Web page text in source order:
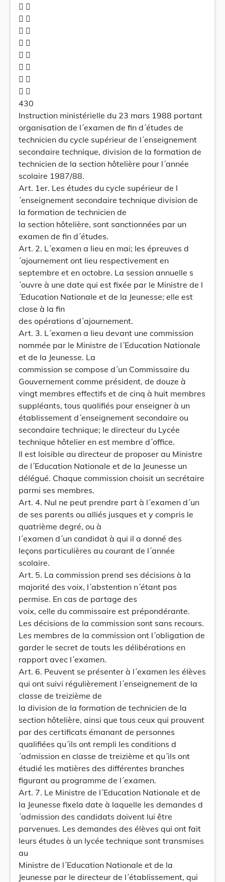
 
 
 
 
 
 
 
 
430
Instruction ministérielle du 23 mars 1988 portant
organisation de l´examen de fin d´études de
technicien du cycle supérieur de l´enseignement
secondaire technique, division de la formation de
technicien de la section hôtelière pour l´année
scolaire 1987/88.
Art. 1er. Les études du cycle supérieur de l
´enseignement secondaire technique division de
la formation de technicien de
la section hôtelière, sont sanctionnées par un
examen de fin d´études.
Art. 2. L´examen a lieu en mai; les épreuves d
´ajournement ont lieu respectivement en
septembre et en octobre. La session annuelle s
´ouvre à une date qui est fixée par le Ministre de l
´Education Nationale et de la Jeunesse; elle est
close à la fin
des opérations d´ajournement.
Art. 3. L´examen a lieu devant une commission
nommée par le Ministre de l´Education Nationale
et de la Jeunesse. La
commission se compose d´un Commissaire du
Gouvernement comme président, de douze à
vingt membres effectifs et de cinq à huit membres
suppléants, tous qualifiés pour enseigner à un
établissement d´enseignement secondaire ou
secondaire technique; le directeur du Lycée
technique hôtelier en est membre d´office.
Il est loisible au directeur de proposer au Ministre
de l´Education Nationale et de la Jeunesse un
délégué. Chaque commission choisit un secrétaire
parmi ses membres.
Art. 4. Nul ne peut prendre part à l´examen d´un
de ses parents ou alliés jusques et y compris le
quatrième degré, ou à
l´examen d´un candidat à qui il a donné des
leçons particulières au courant de l´année
scolaire.
Art. 5. La commission prend ses décisions à la
majorité des voix, l´abstention n´étant pas
permise. En cas de partage des
voix, celle du commissaire est prépondérante.
Les décisions de la commission sont sans recours.
Les membres de la commission ont l´obligation de
garder le secret de touts les délibérations en
rapport avec l´examen.
Art. 6. Peuvent se présenter à l´examen les élèves
qui ont suivi régulièrement l´enseignement de la
classe de treizième de
la division de la formation de technicien de la
section hôtelière, ainsi que tous ceux qui prouvent
par des certificats émanant de personnes
qualifiées qu´ils ont rempli les conditions d
´admission en classe de treizième et qu´ils ont
étudié les matières des différentes branches
figurant au programme de l´examen.
Art. 7. Le Ministre de l´Education Nationale et de
la Jeunesse fixela date à laquelle les demandes d
´admission des candidats doivent lui être
parvenues. Les demandes des élèves qui ont fait
leurs études à un lycée technique sont transmises
au
Ministre de l´Education Nationale et de la
Jeunesse par le directeur de l´établissement, qui